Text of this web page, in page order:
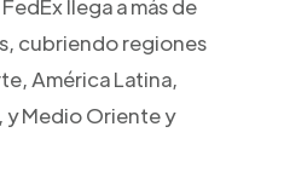
llega a más de
cubriendo regiones
América Latina,
Medio Oriente y